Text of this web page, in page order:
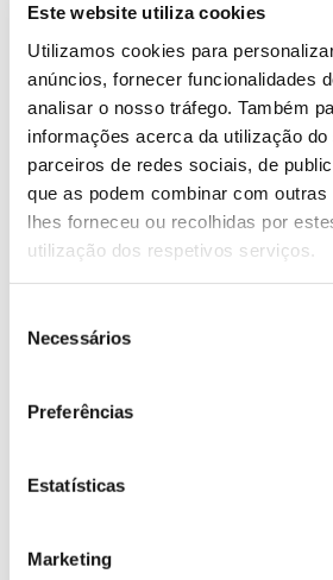
Este website utiliza cookies
Utilizamos cookies para
anúncios, fornecer funcionalidades
analisar o nosso tráfego. Também
informações acerca da utilização
parceiros de redes sociais, de
que as podem combinar com
lhes forneceu ou recolhidas por
utilização dos respetivos serviços.
Necessários
Preferências
Estatísticas
Marketing
Como surgiu a
florestal?
As florestas plantadas
A madeira certificada vale
O que são sistemas de
Quais são os critérios de
florestal?
Como obter a
Qual a dimensão da